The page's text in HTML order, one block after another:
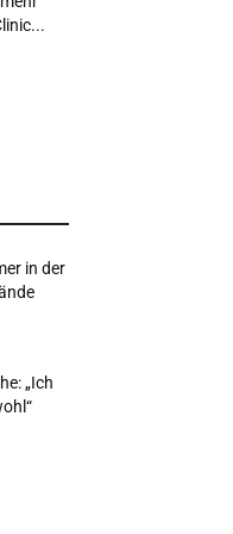
in der
„Ich